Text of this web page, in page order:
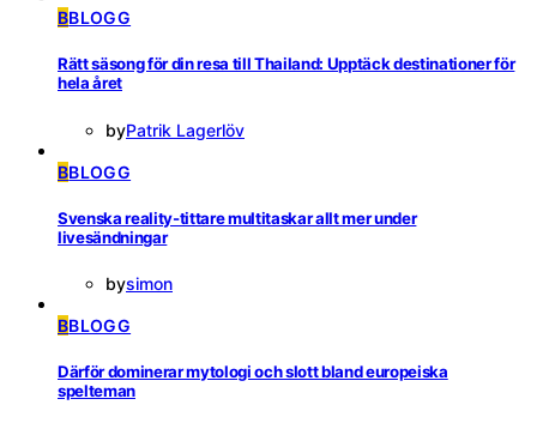
BBLOGG
Rätt säsong för din resa till Thailand: Upptäck destinationer för
hela året
byPatrik Lagerlöv
BBLOGG
Svenska reality-tittare multitaskar allt mer under
livesändningar
bysimon
BBLOGG
Därför dominerar mytologi och slott bland europeiska
spelteman